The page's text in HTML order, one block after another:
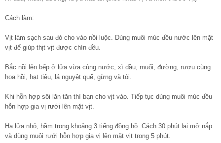
Cách làm:
Vịt làm sạch sau đó cho vào nồi luộc. Dùng muôi múc đều nước lên mặt
vịt để giúp thịt vịt được chín đều.
Bắc nồi lên bếp ở lửa vừa cùng nước, xì dầu, muối, đường, rượu cùng
hoa hồi, hạt tiêu, lá nguyệt quế, gừng và tỏi.
Khi hỗn hợp sôi lăn tăn thì bạn cho vịt vào. Tiếp tục dùng muôi múc đều
hỗn hợp gia vị rưới lên mặt vịt.
Hạ lửa nhỏ, hầm trong khoảng 3 tiếng đồng hồ. Cách 30 phút lại mở nắp
và dùng muôi rưới hỗn hợp gia vị lên mặt vịt trong 5 phút.